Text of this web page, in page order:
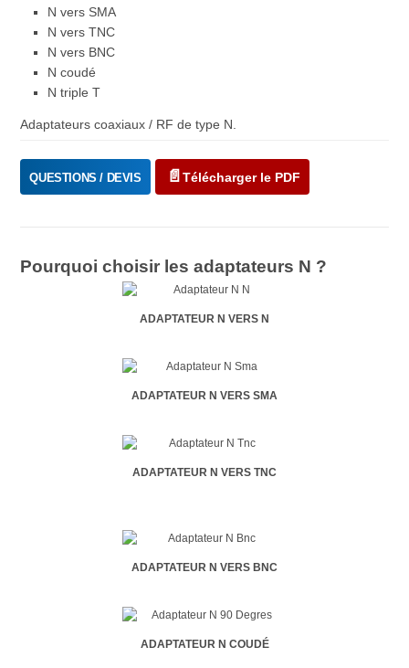
N vers SMA
N vers TNC
N vers BNC
N coudé
N triple T
Adaptateurs coaxiaux / RF de type N.
QUESTIONS / DEVIS Télécharger le PDF
Pourquoi choisir les adaptateurs N ?
ADAPTATEUR N VERS N
ADAPTATEUR N VERS SMA
ADAPTATEUR N VERS TNC
ADAPTATEUR N VERS BNC
ADAPTATEUR N COUDÉ